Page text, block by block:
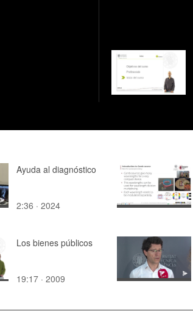
Ayuda al diagnóstico
2:36 · 2024
Los bienes públicos
19:17 · 2009